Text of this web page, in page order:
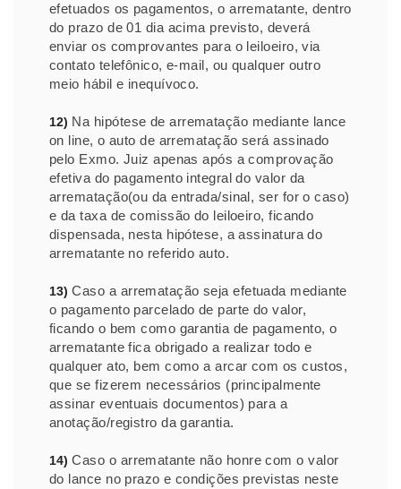
efetuados os pagamentos, o arrematante, dentro
do prazo de 01 dia acima previsto, deverá
enviar os comprovantes para o leiloeiro, via
contato telefônico, e-mail, ou qualquer outro
meio hábil e inequívoco.
12) Na hipótese de arrematação mediante lance
on line, o auto de arrematação será assinado
pelo Exmo. Juiz apenas após a comprovação
efetiva do pagamento integral do valor da
arrematação(ou da entrada/sinal, ser for o caso)
e da taxa de comissão do leiloeiro, ficando
dispensada, nesta hipótese, a assinatura do
arrematante no referido auto.
13) Caso a arrematação seja efetuada mediante
o pagamento parcelado de parte do valor,
ficando o bem como garantia de pagamento, o
arrematante fica obrigado a realizar todo e
qualquer ato, bem como a arcar com os custos,
que se fizerem necessários (principalmente
assinar eventuais documentos) para a
anotação/registro da garantia.
14) Caso o arrematante não honre com o valor
do lance no prazo e condições previstas neste